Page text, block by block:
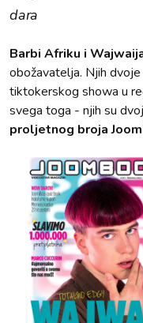
dara
Barbi Afriku i
obožavatelja. Njih
tiktokerskog showa u
svega toga - njih su
proljetnog broja